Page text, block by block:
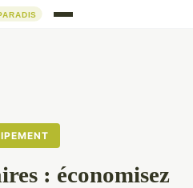
: économisez